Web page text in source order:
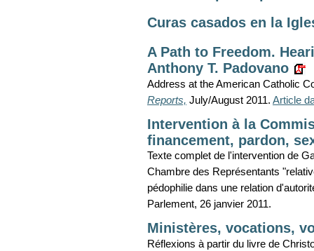
Curas casados en la
A Path to Freedom.
Anthony T. Padovano
Address at the American Catholic
Reports, July/August 2011. Article
Intervention à la
financement, pardon,
Texte complet de l'intervention de
Chambre des Représentants
pédophilie dans une relation
Parlement, 26 janvier 2011.
Ministères, vocations,
Réflexions à partir du livre de